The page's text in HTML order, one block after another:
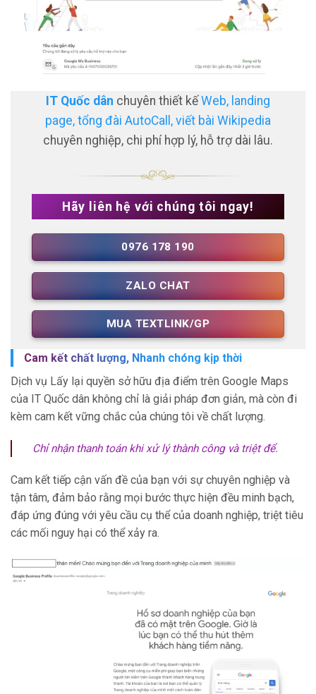
IT Quốc dân chuyên thiết kếWeb, landing
page, tổng đài AutoCall, viết bài Wikipedia
chuyên nghiệp, chi phí hợp lý, hỗ trợ dài lâu.
Hãy liên hệ với chúng tôi ngay!
0976 178 190
ZALO CHAT
MUA TEXTLINK/GP
Cam kết chất lượng, Nhanh chóng kịp thời
Dịch vụ Lấy lại quyền sở hữu địa điểm trên Google Maps
của IT Quốc dân không chỉ là giải pháp đơn giản, mà còn đi
kèm cam kết vững chắc của chúng tôi về chất lượng.
Chỉ nhận thanh toán khi xử lý thành công và triệt để.
Cam kết tiếp cận vấn đề của bạn với sự chuyên nghiệp và
tận tâm, đảm bảo rằng mọi bước thực hiện đều minh bạch,
đáp ứng đúng với yêu cầu cụ thể của doanh nghiệp, triệt tiêu
các mối nguy hại có thể xảy ra.